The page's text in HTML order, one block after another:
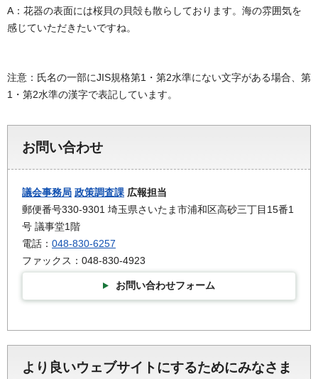
A：花器の表面には桜貝の貝殻も散らしております。海の雰囲気を
感じていただきたいですね。
注意：氏名の一部にJIS規格第1・第2水準にない文字がある場合、第
1・第2水準の漢字で表記しています。
お問い合わせ
議会事務局 政策調査課 広報担当
郵便番号330-9301 埼玉県さいたま市浦和区高砂三丁目15番1
号 議事堂1階
電話： 048-830-6257
ファックス：048-830-4923
お問い合わせフォーム
より良いウェブサイトにするためにみなさま